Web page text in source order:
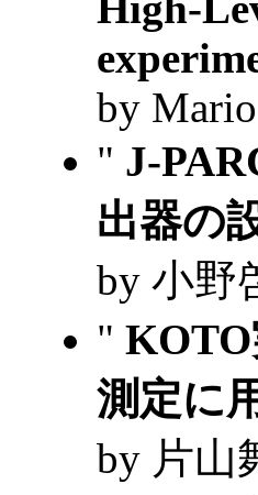
by
" J-
出器の
by 小野
"
測定に
by 片山